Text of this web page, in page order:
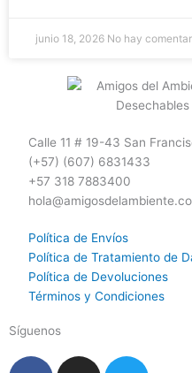
junio 18, 2026 No hay
Calle 11 # 19-43 San
(+57) (607) 6831433
+57 318 7883400
Política de Envíos
Política de Tratamiento de
Política de Devoluciones
Términos y Condiciones
Síguenos
F I T